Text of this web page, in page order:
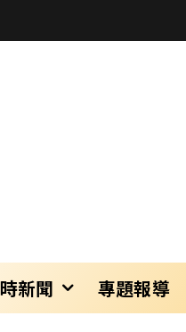
新聞 專題報導